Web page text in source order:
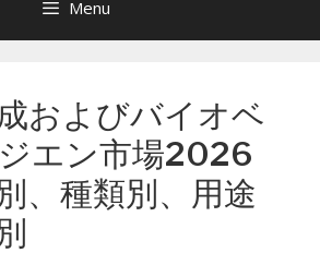
Menu
およびバイオベ
エン市場2026
、種類別、用途